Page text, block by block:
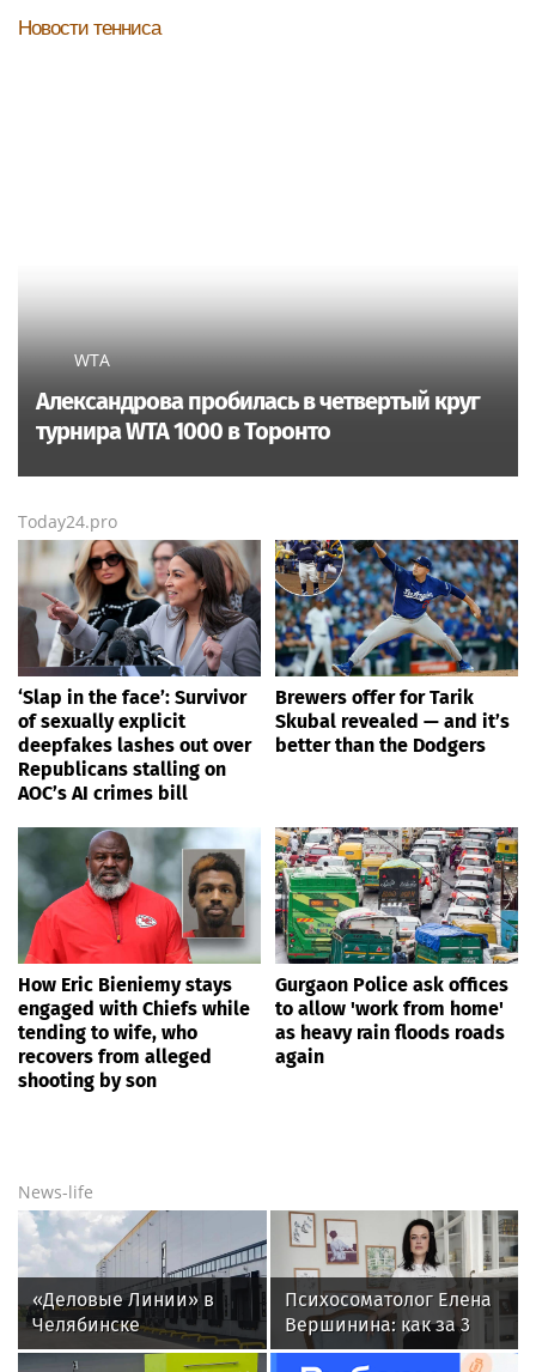
Новости тенниса
WTA
Александрова пробилась в четвертый круг
турнира WTA 1000 в Торонто
Today24.pro
‘Slap in the face’: Survivor
of sexually explicit
deepfakes lashes out over
Republicans stalling on
AOC’s AI crimes bill
Brewers offer for Tarik
Skubal revealed — and it’s
better than the Dodgers
How Eric Bieniemy stays
engaged with Chiefs while
tending to wife, who
recovers from alleged
shooting by son
Gurgaon Police ask offices
to allow 'work from home'
as heavy rain floods roads
again
News-life
«Деловые Линии» в
Челябинске
переезжают на новый
Психосоматолог Елена
Вершинина: как за 3
минуты вернуть себе